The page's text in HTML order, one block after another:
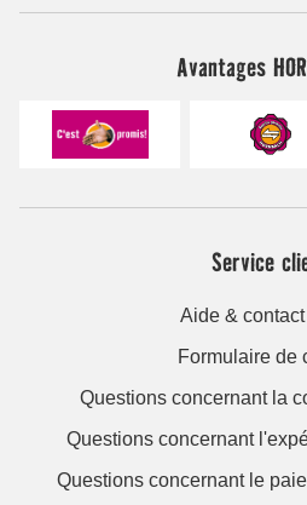
Avantages
Service
Aide &
Formulaire de
Questions concernant la
Questions concernant
Questions concernant le